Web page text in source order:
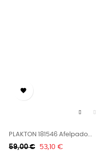

PLAKTON 181546 Afelpado...
Κανονική
59,00 € Τιμή
53,10 €